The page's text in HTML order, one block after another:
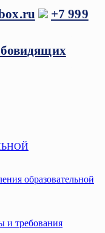
+7 999
образовательной
и требования